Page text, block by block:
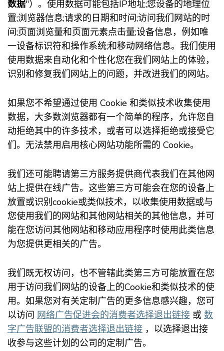
数据"）。使用数据可能包括IP地址;您设备的地理位
置;浏览器信息;请求的日期和时间;访问我们网站的时
间;页面浏览量和页面元素点击量;设备信息，例如唯
一设备标识符和操作系统;和移动网络信息。我们使用
使用数据来自动化和个性化您在我们网站上的体验，
识别和修复我们网站上的问题，并改进我们的网站。
如果您不希望通过使用 Cookie 和类似技术收集使用
数据，大多数浏览器都有一个简单的程序，允许您自
动拒绝其中的许多技术，或者可以选择拒绝或接受它
们。无法禁用启用核心网站功能所需的 Cookie。
我们还可能聘请第三方服务提供商代表我们在其他网
站上提供在线广告。这些第三方可能会在您的设备上
放置或识别cookie或类似技术，以收集使用数据或与
您使用我们的网站和其他网站相关的其他信息，并可
能在您访问其他网站和移动应用程序时使用此类信息
为您提供更相关的广告。
我们既无权访问，也不管辖此类第三方可能放置在您
用于访问我们网站的设备上的Cookie和类似技术的使
用。如果您对有关定制广告的更多信息感兴趣，您可
以访问 网络广告促进会的消费者选择退出链接 或 数
字广告联盟的消费者选择退出链接 ，以选择退出接
收参与这些计划的公司的定制广告。